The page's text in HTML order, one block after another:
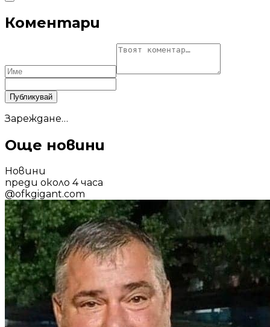
Коментари
Публикувай
Зареждане…
Още новини
Новини
преди около 4 часа
@ofkgigant.com